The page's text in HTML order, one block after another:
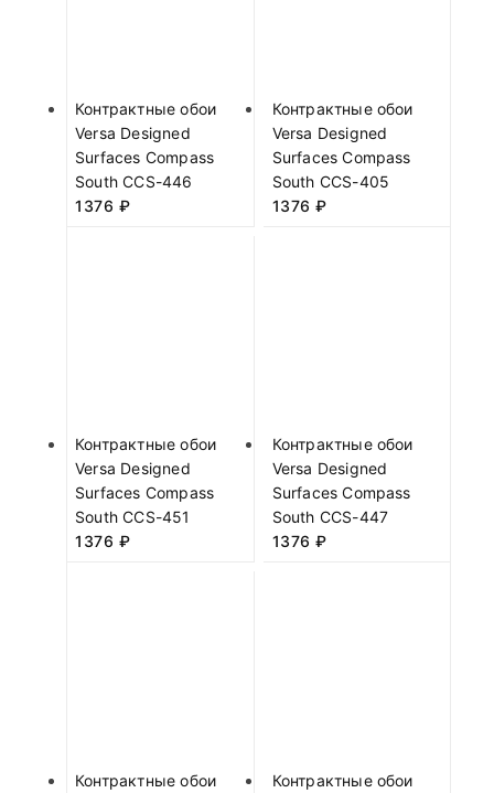
Контрактные обои
Versa Designed
Surfaces Compass
South CCS-446
1376 ₽
Контрактные обои
Versa Designed
Surfaces Compass
South CCS-405
1376 ₽
Контрактные обои
Versa Designed
Surfaces Compass
South CCS-451
1376 ₽
Контрактные обои
Versa Designed
Surfaces Compass
South CCS-447
1376 ₽
Контрактные обои
Контрактные обои